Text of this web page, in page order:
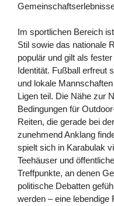
Im sportlichen Bereich
Stil sowie das nationale
populär und gilt als
Identität. Fußball erfreut
und lokale
Ligen teil. Die Nähe zur
Bedingungen für
Reiten, die gerade bei
zunehmend Anklang
spielt sich in Karabulak
Teehäuser und
Treffpunkte, an denen
politische Debatten
werden – eine lebendige